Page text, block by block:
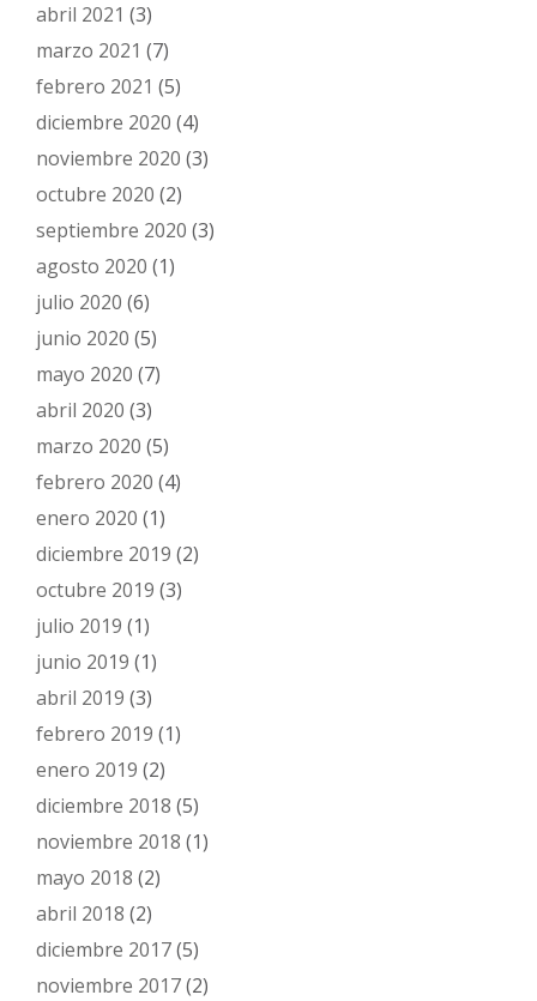
abril 2021 (3)
marzo 2021 (7)
febrero 2021 (5)
diciembre 2020 (4)
noviembre 2020 (3)
octubre 2020 (2)
septiembre 2020 (3)
agosto 2020 (1)
julio 2020 (6)
junio 2020 (5)
mayo 2020 (7)
abril 2020 (3)
marzo 2020 (5)
febrero 2020 (4)
enero 2020 (1)
diciembre 2019 (2)
octubre 2019 (3)
julio 2019 (1)
junio 2019 (1)
abril 2019 (3)
febrero 2019 (1)
enero 2019 (2)
diciembre 2018 (5)
noviembre 2018 (1)
mayo 2018 (2)
abril 2018 (2)
diciembre 2017(5)
noviembre 2017(2)